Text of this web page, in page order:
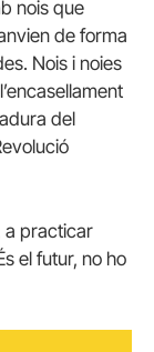
nois que
de forma
Nois i noies
del
a practicar
el futur, no ho